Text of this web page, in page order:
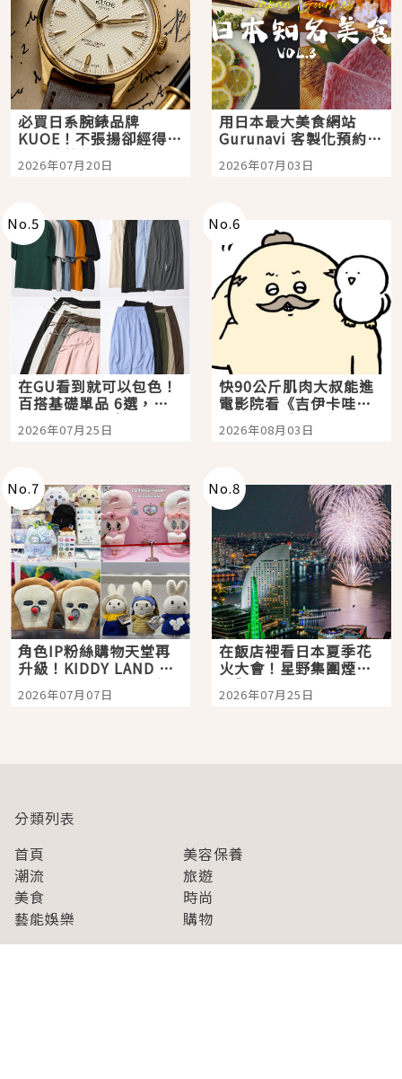
必買日系腕錶品牌
KUOE！不張揚卻經得起
時間洗鍊的經典之作五
選
2026年07月20日
用日本最大美食網站
Gurunavi 客製化預約九
大都市餐廳，打造專屬
美食體驗！
2026年07月03日
No.5
在GU看到就可以包色！
百搭基礎單品 6選，閉
眼全收也不心疼
2026年07月25日
No.6
快90公斤肌肉大叔能進
電影院看《吉伊卡哇》
嗎？日本重金屬樂團
「打首」會長與nagano
2026年08月03日
No.7
角色IP粉絲購物天堂再
升級！KIDDY LAND 原
宿店吉伊卡哇迎客，新
開幕 OMOKADO 店3分
2026年07月07日
No.8
在飯店裡看日本夏季花
火大會！星野集團煙火
景觀飯店6選，讓你不用
人擠人悠閒欣賞
2026年07月25日
分類列表
首頁
美容保養
潮流
旅遊
美食
時尚
藝能娛樂
購物